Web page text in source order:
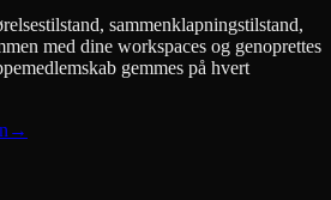
sammenklapningstilstand,
med dine workspaces og genoprettes
gemmes på hvert
→